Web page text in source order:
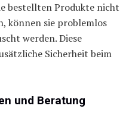
bestellten Produkte nicht
können sie problemlos
werden. Diese
Sicherheit beim
und Beratung